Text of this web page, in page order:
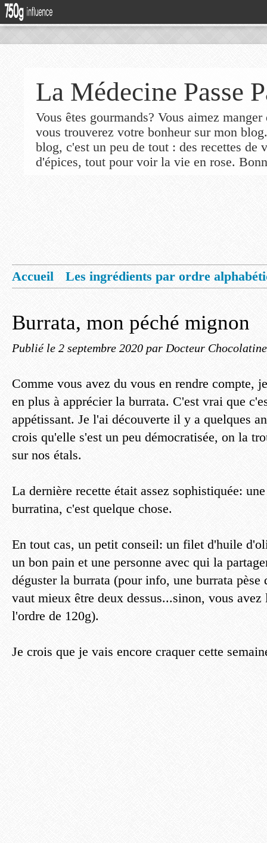
La Médecine Passe
Vous êtes gourmands? Vous aimez
vous trouverez votre bonheur sur mon
blog, c'est un peu de tout : des recettes de
d'épices, tout pour voir la vie en rose.
Accueil
Les ingrédients par ordre
Burrata, mon péché mignon
Publié le 2 septembre 2020 par Docteur Chocolatine
Comme vous avez du vous en rendre compte,
en plus à apprécier la burrata. C'est vrai que
appétissant. Je l'ai découverte il y a quelques
crois qu'elle s'est un peu démocratisée, on la
sur nos étals.
La dernière recette était assez sophistiquée:
burratina, c'est quelque chose.
En tout cas, un petit conseil: un filet d'huile
un bon pain et une personne avec qui la
déguster la burrata (pour info, une burrata pèse
vaut mieux être deux dessus...sinon, vous
l'ordre de 120g).
Je crois que je vais encore craquer cette